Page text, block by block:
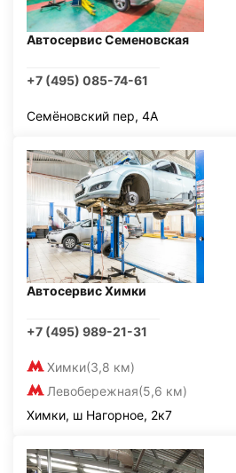
Автосервис Семеновская
+7 (495) 085-74-61
Семёновский пер, 4А
Автосервис Химки
+7 (495) 989-21-31
Химки(3,8 км)
Левобережная(5,6 км)
Химки, ш Нагорное, 2к7